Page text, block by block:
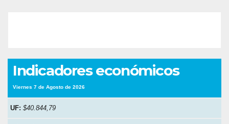
Indicadores económicos
Viernes 7 de Agosto de 2026
UF: $40.844,79